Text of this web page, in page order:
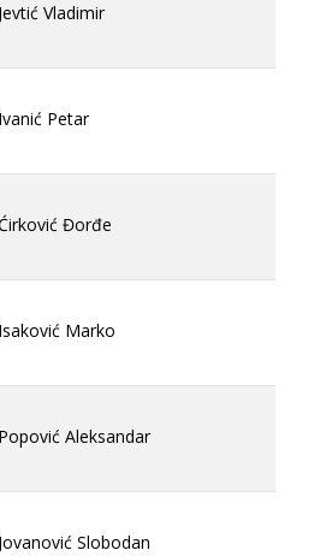
Jevtić Vladimir
Ivanić Petar
Đorđe
Isaković Marko
Popović Aleksandar
Jovanović Slobodan